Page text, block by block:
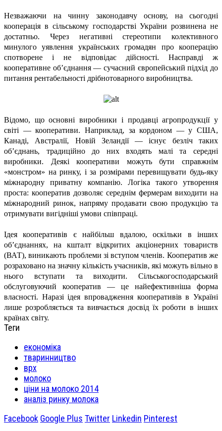
Незважаючи на чинну законодавчу основу, на сьогодні
кооперація в сільському господарстві України розвинена не
достатньо. Через негативні стереотипи колективного
минулого уявлення українських громадян про кооперацію
спотворене і не відповідає дійсності. Насправді ж
кооперативне об’єднання — сучасний європейський підхід до
питання рентабельності дрібнотоварного виробництва.
Відомо, що основні виробники і продавці агропродукції у
світі — кооперативи. Наприклад, за кордоном — у США,
Канаді, Австралії, Новій Зеландії — існує безліч таких
об’єднань, традиційно до них входять малі та середні
виробники. Деякі кооперативи можуть бути справжнім
«монстром» на ринку, і за розмірами перевищувати будь-яку
міжнародну приватну компанію. Логіка такого утворення
проста: кооператив дозволяє середнім фермерам виходити на
міжнародний ринок, напряму продавати свою продукцію та
отримувати вигідніші умови співпраці.
Ідея кооперативів є найбільш вдалою, оскільки в інших
об’єднаннях, на кшталт відкритих акціонерних товариств
(ВАТ), виникають проблеми зі вступом членів. Кооператив же
розраховано на значну кількість учасників, які можуть вільно в
нього вступати та виходити. Сільськогосподарський
обслуговуючий кооператив — це найефективніша форма
власності. Наразі ідея впровадження кооперативів в Україні
лише розробляється та вивчається досвід їх роботи в інших
країнах світу.
Теги
економіка
тваринництво
врх
молоко
ціни на молоко 2014
аналіз ринку молока
Facebook Google Plus Twitter Linkedin Pinterest